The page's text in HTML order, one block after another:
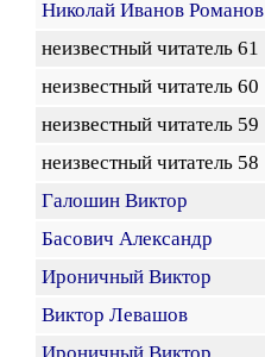
Николай Иванов Романов
неизвестный читатель 61
неизвестный читатель 60
неизвестный читатель 59
неизвестный читатель 58
Галошин Виктор
Басович Александр
Ироничный Виктор
Виктор Левашов